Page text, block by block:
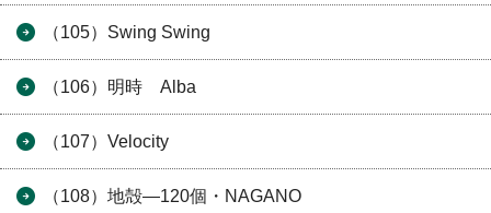
（105）Swing Swing
（106）明時 Alba
（107）Velocity
（108）地殻―120個・NAGANO